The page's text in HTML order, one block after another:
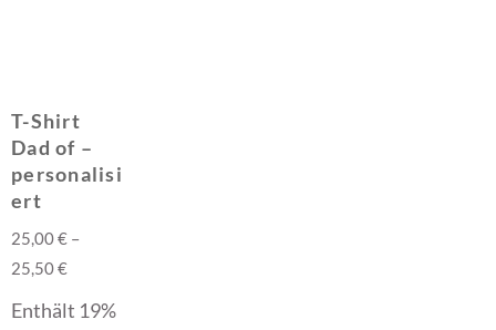
T-Shirt
Dad of –
personalisi
ert
25,00€ –
25,50€
Enthält 19%